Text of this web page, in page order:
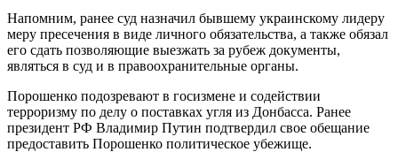
Напомним, ранее суд назначил бывшему украинскому лидеру
меру пресечения в виде личного обязательства, а также обязал
его сдать позволяющие выезжать за рубеж документы,
являться в суд и в правоохранительные органы.
Порошенко подозревают в госизмене и содействии
терроризму по делу о поставках угля из Донбасса. Ранее
президент РФ Владимир Путин подтвердил свое обещание
предоставить Порошенко политическое убежище.